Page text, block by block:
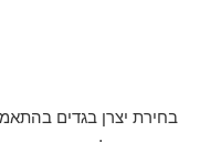
בחירת יצרן בגדים